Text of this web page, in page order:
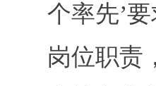
个率先’
岗位职责